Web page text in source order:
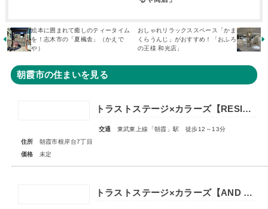
絵本に囲まれて癒しのティータイム
を！志木市の「夏楓舎」（かえで
や）
おしゃれリラックススペース「かま
くらうんじ」がおすすめ！「おふろ
の王様 和光店」
朝霞市の住まいを見る
トラストステージ×カラーズ【RESIDENCE】朝霞市根岸台7丁目41期 全13区画第一期分譲 宅地分譲第二期分譲 新築分譲住宅 ◇販売予告◇
交通
東武東上線「朝霞」駅 徒歩12～13分
住所
朝霞市根岸台7丁目
価格
未定
トラストステージ×カラーズ【AND PLUS】朝霞市溝沼6丁目22期 全2棟◇販売予告◇